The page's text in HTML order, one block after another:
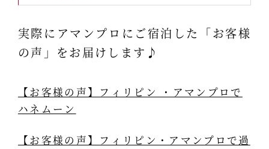
実際にアマンプロにご宿泊した「お客様
の声」をお届けします♪
【お客様の声】フィリピン ・アマンプロで
ハネムーン
【お客様の声】フィリピン・アマンプロで過